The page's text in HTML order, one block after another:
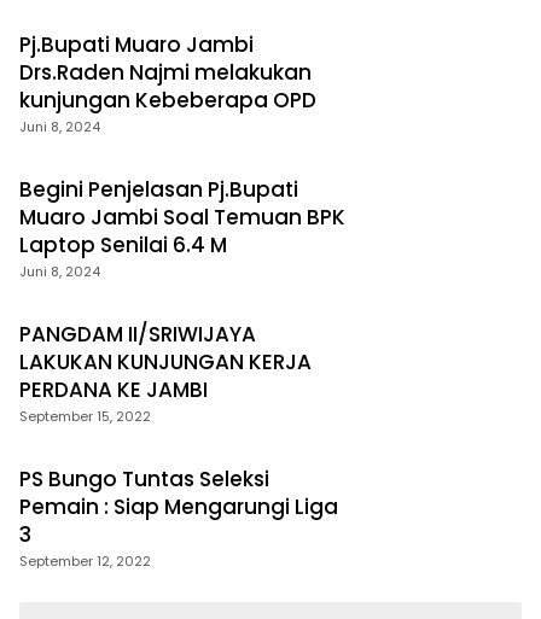
Pj.Bupati Muaro Jambi
Drs.Raden Najmi melakukan
kunjungan Kebeberapa OPD
Juni 8, 2024
Begini Penjelasan Pj.Bupati
Muaro Jambi Soal Temuan BPK
Laptop Senilai 6.4 M
Juni 8, 2024
PANGDAM II/SRIWIJAYA
LAKUKAN KUNJUNGAN KERJA
PERDANA KE JAMBI
September 15, 2022
PS Bungo Tuntas Seleksi
Pemain : Siap Mengarungi Liga
3
September 12, 2022